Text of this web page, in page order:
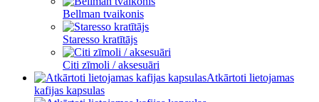
Bellman tvaikonis
Staresso kratītājs
Citi zīmoli / aksesuāri
Atkārtoti lietojamas
kafijas kapsulas